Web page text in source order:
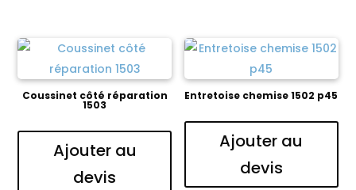
Coussinet côté réparation
1503
Ajouter au
devis
Entretoise chemise 1502 p45
Ajouter au
devis